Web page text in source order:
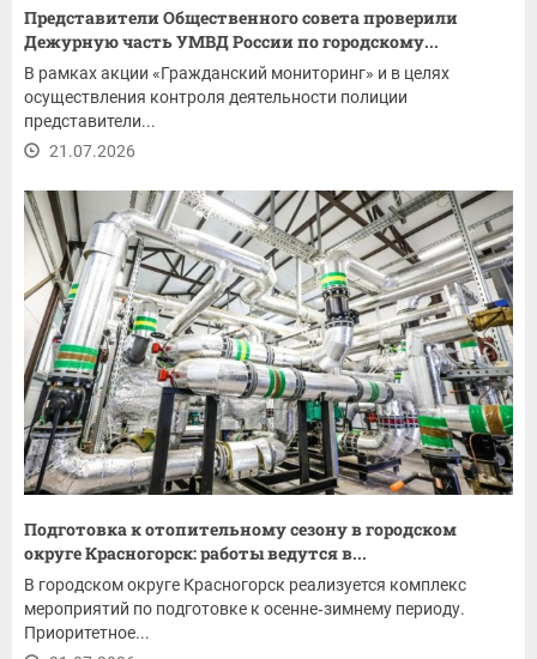
Представители Общественного совета проверили
Дежурную часть УМВД России по городскому...
В рамках акции «Гражданский мониторинг» и в целях
осуществления контроля деятельности полиции
представители...
21.07.2026
Подготовка к отопительному сезону в городском
округе Красногорск: работы ведутся в...
В городском округе Красногорск реализуется комплекс
мероприятий по подготовке к осенне‑зимнему периоду.
Приоритетное...